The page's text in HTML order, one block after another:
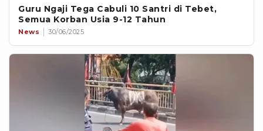
Guru Ngaji Tega Cabuli 10 Santri di Tebet,
Semua Korban Usia 9-12 Tahun
News 30/06/2025